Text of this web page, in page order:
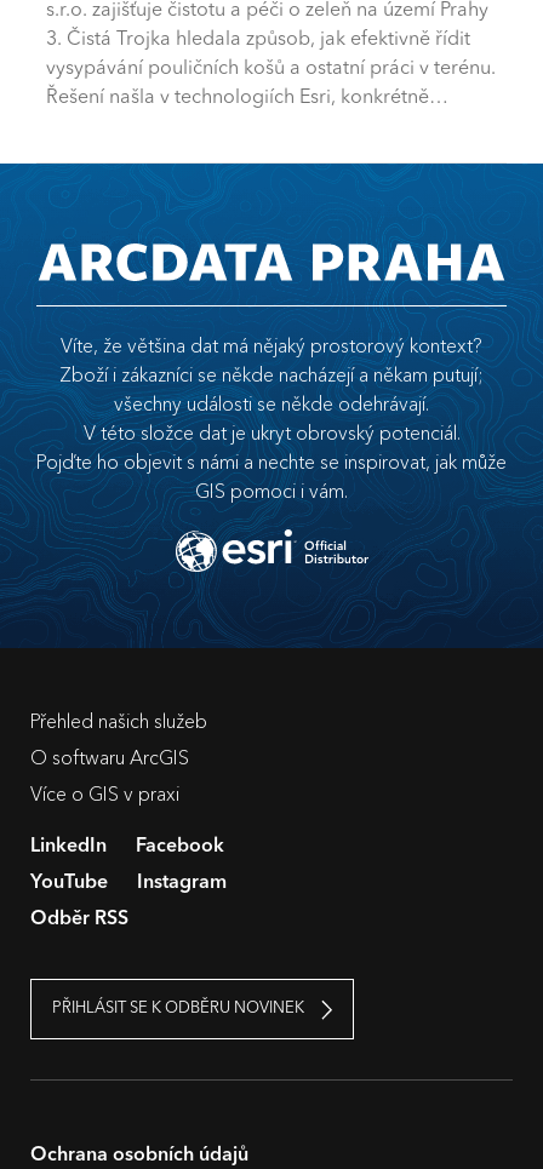
s.r.o. zajišťuje čistotu a péči o zeleň na území Prahy
3. Čistá Trojka hledala způsob, jak efektivně řídit
vysypávání pouličních košů a ostatní práci v terénu.
Řešení našla v technologiích Esri, konkrétně…
Víte, že většina dat má nějaký prostorový kontext?
Zboží i zákazníci se někde nacházejí a někam putují;
všechny události se někde odehrávají.
V této složce dat je ukryt obrovský potenciál.
Pojďte ho objevit s námi a nechte se inspirovat, jak může
GIS pomoci i vám.
Přehled našich služeb
O softwaru ArcGIS
Více o GIS v praxi
LinkedIn
Facebook
YouTube
Instagram
Odběr RSS
PŘIHLÁSIT SE K ODBĚRU NOVINEK
Ochrana osobních údajů